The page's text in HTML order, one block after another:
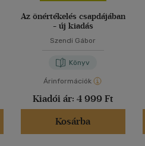
Az önértékelés csapdájában
- új kiadás
Szendi Gábor
Könyv
Árinformációk
Kiadói ár: 4 999 Ft
Kosárba